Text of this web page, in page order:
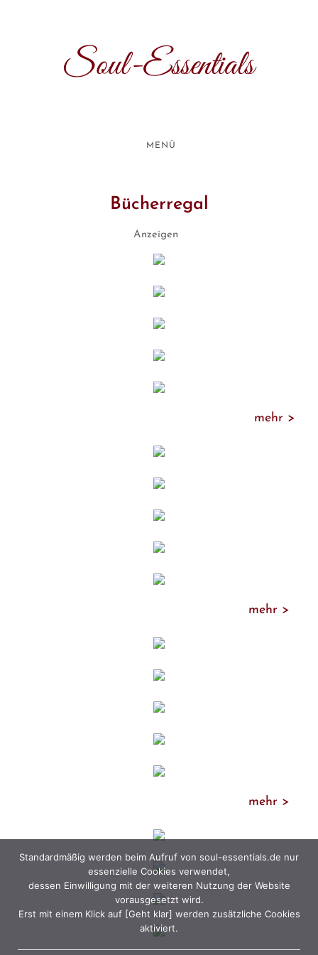
Soul-Essentials
MENÜ
Bücherregal
Anzeigen
mehr >
mehr >
mehr >
Standardmäßig werden beim Aufruf von soul-essentials.de nur
essenzielle Cookies verwendet,
dessen Einwilligung mit der weiteren Nutzung der Website
vorausgesetzt wird.
Erst mit einem Klick auf [Geht klar] werden zusätzliche Cookies
aktiviert.